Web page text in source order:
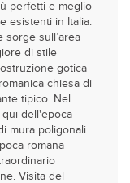
perfetti e meglio
esistenti in Italia.
sorge sull’area
di stile
gotica
chiesa di
tipico. Nel
dell'epoca
mura poligonali
romana
Visita del